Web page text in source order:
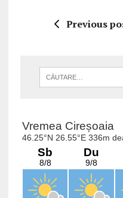
Previous